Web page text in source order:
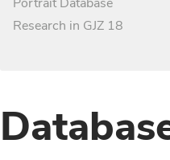
Research in GJZ 18